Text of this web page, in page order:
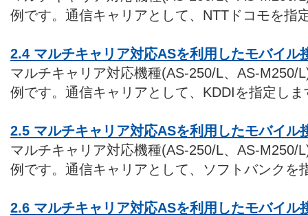
例です。通信キャリアとして、NTTドコモを指
2.4 マルチキャリア対応ASを利用したモバイル
マルチキャリア対応機種(AS-250/L、AS-M250/
例です。通信キャリアとして、KDDIを指定しま
2.5 マルチキャリア対応ASを利用したモバイル
マルチキャリア対応機種(AS-250/L、AS-M250/
例です。通信キャリアとして、ソフトバンクを
2.6 マルチキャリア対応ASを利用したモバイル